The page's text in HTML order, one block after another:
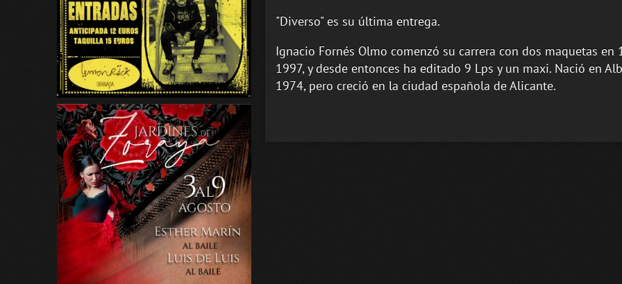
"Diverso" es su última entrega.
Ignacio Fornés Olmo comenzó su carrera con dos maquetas en
1997, y desde entonces ha editado 9 Lps y un maxi. Nació en
1974, pero creció en la ciudad española de Alicante.